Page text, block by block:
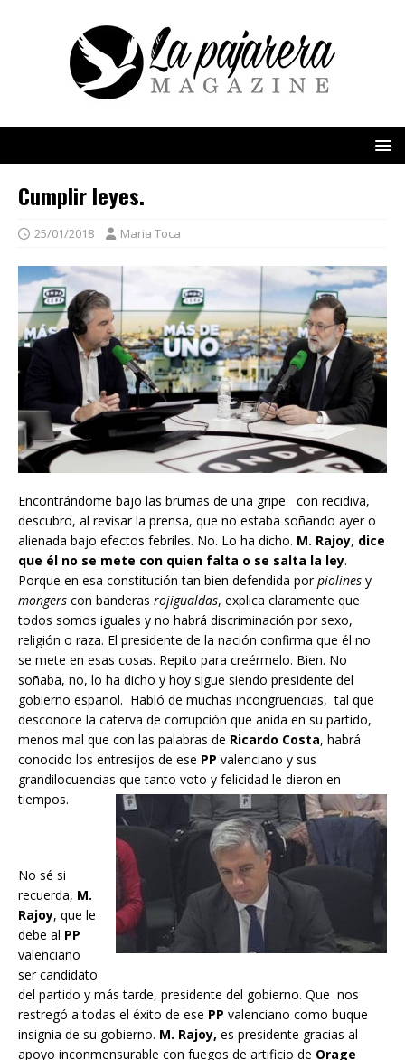
Cumplir leyes.
25/01/2018 Maria Toca
Encontrándome bajo las brumas de una gripe con recidiva,
descubro, al revisar la prensa, que no estaba soñando ayer o
alienada bajo efectos febriles. No. Lo ha dicho. M. Rajoy, dice
que él no se mete con quien falta o se salta la ley.
Porque en esa constitución tan bien defendida porpiolines y
mongers con banderas rojigualdas, explica claramente que
todos somos iguales y no habrá discriminación por sexo,
religión o raza. El presidente de la nación confirma que él no
se mete en esas cosas. Repito para creérmelo. Bien. No
soñaba, no, lo ha dicho y hoy sigue siendo presidente del
gobierno español. Habló de muchas incongruencias, tal que
desconoce la caterva de corrupción que anida en su partido,
menos mal que con las palabras de Ricardo Costa, habrá
conocido los entresijos de ese PP valenciano y sus
grandilocuencias que tanto voto y felicidad le dieron en
tiempos.
No sé si
recuerda, M.
Rajoy, que le
debe al PP
valenciano
ser candidato
del partido y más tarde, presidente del gobierno. Que nos
restregó a todas el éxito de ese PP valenciano como buque
insignia de su gobierno. M. Rajoy, es presidente gracias al
apoyo inconmensurable con fuegos de artificio de Orage